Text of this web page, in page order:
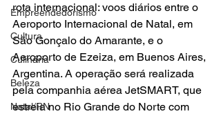
Empreendedorismo
Cultura
Culinária
Beleza
Natal/RN
rota internacional: voos diários entre o
Aeroporto Internacional de Natal, em
São Gonçalo do Amarante, e o
Aeroporto de Ezeiza, em Buenos Aires,
Argentina. A operação será realizada
pela companhia aérea JetSMART, que
estreia no Rio Grande do Norte com